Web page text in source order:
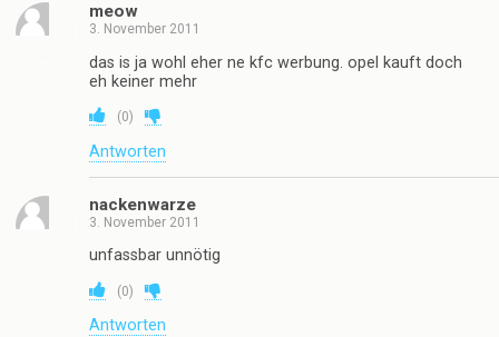
meow
3. November 2011
das is ja wohl eher ne kfc werbung. opel kauft doch
eh keiner mehr
(0)
Antworten
nackenwarze
3. November 2011
unfassbar unnötig
(0)
Antworten